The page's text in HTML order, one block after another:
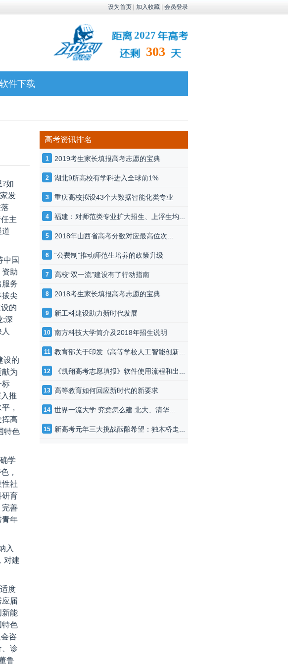
设为首页 加入收藏 会员登录
2027
303
软件下载
如
发
主
道
中国
助
务
尖
的
;深
设的
为
标
推
，
高
特色
学
，
社
研育
完善
青年
入
对建
度
届
新能
特色
咨
、诊
鲁
高考资讯排名
1 2019考生家长填报高考志愿的宝典
2 湖北9所高校有学科进入全球前1%
3 重庆高校拟设43个大数据智能化类专业
4 福建：对师范类专业扩大招生、上浮生均...
5 2018年山西省高考分数对应最高位次...
6 “公费制”推动师范生培养的政策升级
7 高校“双一流”建设有了行动指南
8 2018考生家长填报高考志愿的宝典
9 新工科建设助力新时代发展
10 南方科技大学简介及2018年招生说明
11 教育部关于印发《高等学校人工智能创新...
12 《凯翔高考志愿填报》软件使用流程和出...
13 高等教育如何回应新时代的新要求
14 世界一流大学 究竟怎么建 北大、清华...
15 新高考元年三大挑战酝酿希望：独木桥走...